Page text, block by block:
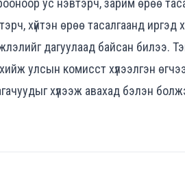
ус нэвтэрч, зарим өрөө
хүйтэн өрөө тасалгаанд иргэд
дагуулаад байсан билээ.
улсын комисст хүлээлгэн
хүлээж авахад бэлэн